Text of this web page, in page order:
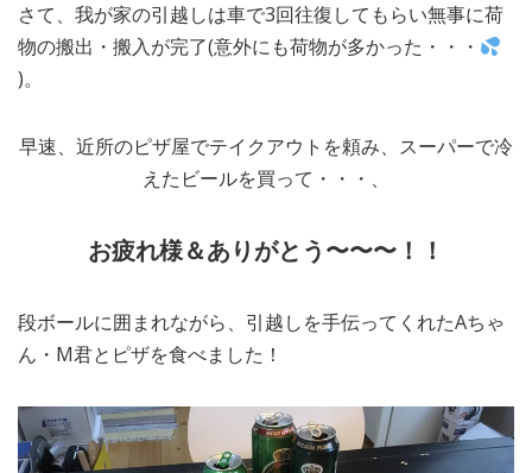
さて、我が家の引越しは車で3回往復してもらい無事に荷
物の搬出・搬入が完了(意外にも荷物が多かった・・・
)。
早速、近所のピザ屋でテイクアウトを頼み、スーパーで冷
えたビールを買って・・・、
お疲れ様＆ありがとう〜〜〜！！
段ボールに囲まれながら、引越しを手伝ってくれたAちゃ
ん・M君とピザを食べました！